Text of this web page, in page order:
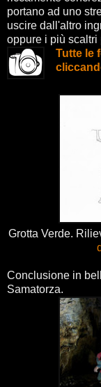
portano ad uno
uscire dall'altro
oppure i più scaltri
Tutte le
Grotta Verde.
Conclusione in
Samatorza.